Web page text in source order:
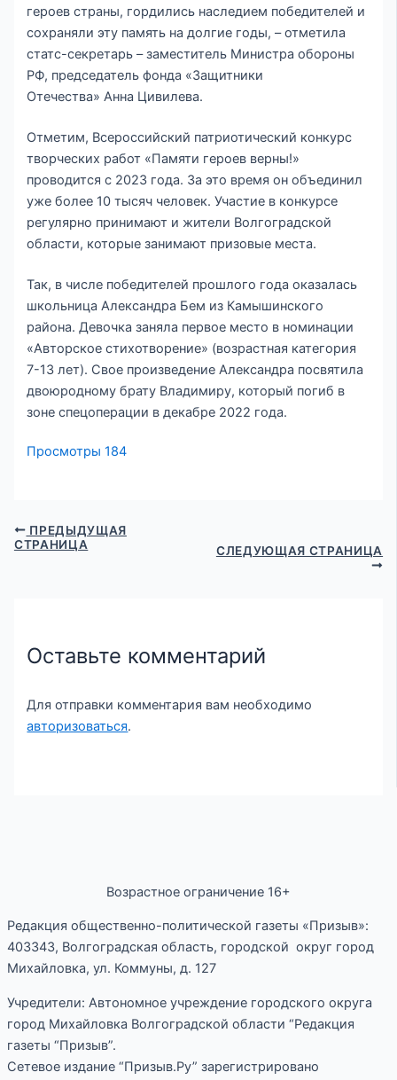
героев страны, гордились наследием победителей и
сохраняли эту память на долгие годы, – отметила
статс-секретарь – заместитель Министра обороны
РФ, председатель фонда «Защитники
Отечества» Анна Цивилева.
Отметим, Всероссийский патриотический конкурс
творческих работ «Памяти героев верны!»
проводится с 2023 года. За это время он объединил
уже более 10 тысяч человек. Участие в конкурсе
регулярно принимают и жители Волгоградской
области, которые занимают призовые места.
Так, в числе победителей прошлого года оказалась
школьница Александра Бем из Камышинского
района. Девочка заняла первое место в номинации
«Авторское стихотворение» (возрастная категория
7-13 лет). Свое произведение Александра посвятила
двоюродному брату Владимиру, который погиб в
зоне спецоперации в декабре 2022 года.
Просмотры 184
ПРЕДЫДУЩАЯ
СТРАНИЦА
СЛЕДУЮЩАЯ СТРАНИЦА
Оставьте комментарий
Для отправки комментария вам необходимо
авторизоваться.
Возрастное ограничение 16+
Редакция общественно-политической газеты «Призыв»:
403343, Волгоградская область, городской округ город
Михайловка, ул. Коммуны, д. 127
Учредители: Автономное учреждение городского округа
город Михайловка Волгоградской области “Редакция
газеты “Призыв”.
Сетевое издание “Призыв.Ру” зарегистрировано